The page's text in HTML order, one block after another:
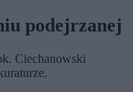
podejrzanej
Ciechanowski